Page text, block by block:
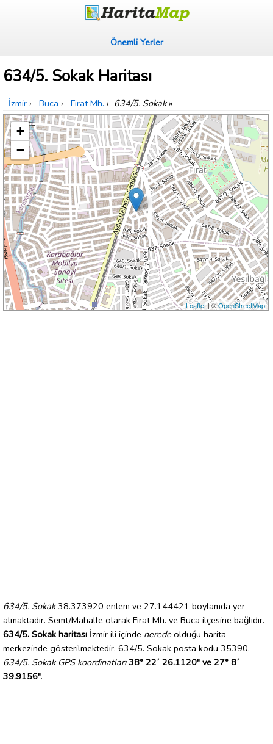
Önemli Yerler
634/5. Sokak Haritası
İzmir › Buca › Fırat Mh. › 634/5. Sokak»
+
−
Leaflet| ©OpenStreetMap
634/5. Sokak38.373920 enlem ve 27.144421 boylamda yer
almaktadır. Semt/Mahalle olarak Fırat Mh. ve Buca ilçesine bağlıdır.
634/5. Sokak haritası İzmir ili içinde nerede olduğu harita
merkezinde gösterilmektedir. 634/5. Sokak posta kodu 35390.
634/5. Sokak GPS koordinatları 38° 22´ 26.1120" ve 27° 8´
39.9156".